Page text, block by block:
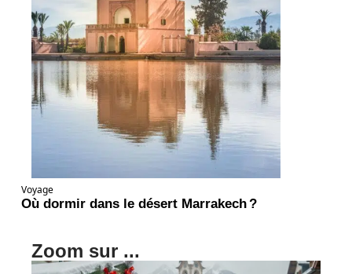
Voyage
Où dormir dans le désert Marrakech ?
Zoom sur ...